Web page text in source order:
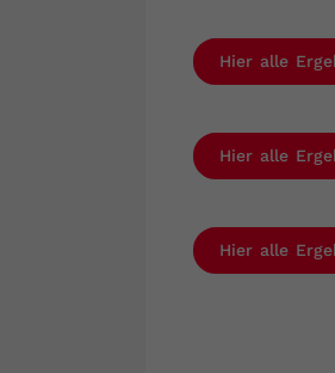
Hier alle
Hier alle
Hier alle